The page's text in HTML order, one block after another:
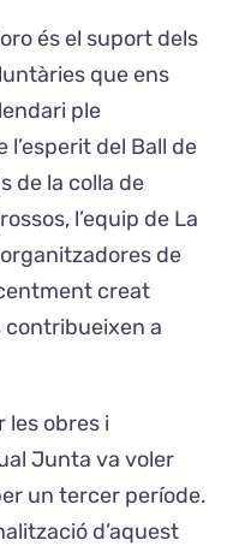
és el suport dels
que ens
ple
l’esperit del Ball de
de la colla de
l’equip de La
de
creat
contribueixen a
les obres i
Junta va voler
un tercer període.
d’aquest